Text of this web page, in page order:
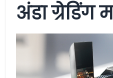
अंडा ग्रेडिंग